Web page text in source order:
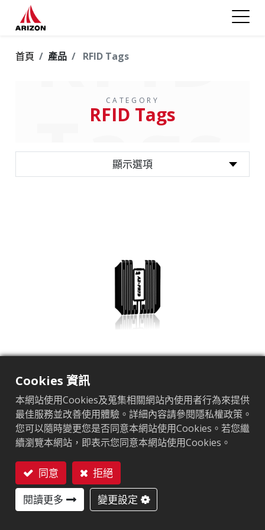
首頁 產品 RFID Tags
CATEGORY
RFID Tags
RFID
Tags
顯示選項
AZ-FR7D
市場區隔 服飾
零售
應用領域 品牌保護標籤 洗滌標籤
供應鏈管理
晶片 Impinj M700 Series
天線尺寸（mm）
22.5x22.5
用戶記憶體
0/32 bits
EPC記憶體
128 bits/96 bits
Cookies 資訊
本網站使用Cookies及蒐集相關網站內使用者行為來提供
最佳服務並改善使用體驗。詳細內容請參閱隱私權政策。
您可以隨時變更您是否同意本網站使用Cookies。若您繼
續瀏覽本網站，即表示您同意本網站使用Cookies。
同意
拒絕
閱讀更多
變更設定